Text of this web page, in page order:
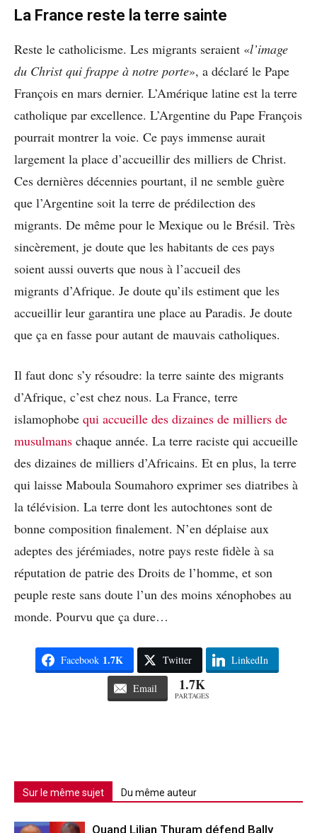
La France reste la terre sainte
Reste le catholicisme. Les migrants seraient «l’image
du Christ qui frappe à notre porte», a déclaré le Pape
François en mars dernier. L’Amérique latine est la terre
catholique par excellence. L’Argentine du Pape François
pourrait montrer la voie. Ce pays immense aurait
largement la place d’accueillir des milliers de Christ.
Ces dernières décennies pourtant, il ne semble guère
que l’Argentine soit la terre de prédilection des
migrants. De même pour le Mexique ou le Brésil. Très
sincèrement, je doute que les habitants de ces pays
soient aussi ouverts que nous à l’accueil des
migrants d’Afrique. Je doute qu’ils estiment que les
accueillir leur garantira une place au Paradis. Je doute
que ça en fasse pour autant de mauvais catholiques.
Il faut donc s’y résoudre: la terre sainte des migrants
d’Afrique, c’est chez nous. La France, terre
islamophobe qui accueille des dizaines de milliers de
musulmans chaque année. La terre raciste qui accueille
des dizaines de milliers d’Africains. Et en plus, la terre
qui laisse Maboula Soumahoro exprimer ses diatribes à
la télévision. La terre dont les autochtones sont de
bonne composition finalement. N’en déplaise aux
adeptes des jérémiades, notre pays reste fidèle à sa
réputation de patrie des Droits de l’homme, et son
peuple reste sans doute l’un des moins xénophobes au
monde. Pourvu que ça dure…
Facebook 1.7K Twitter LinkedIn
Email 1.7K
PARTAGES
Sur le même sujet Du même auteur
Quand Lilian Thuram défend Bally